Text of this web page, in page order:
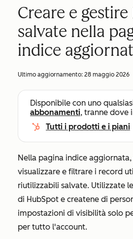
Creare e
salvate nella
indice
Ultimo aggiornamento: 28 maggio 2026
Disponibile con uno
abbonamenti, tranne dove
Tutti i prodotti e i piani
Nella pagina indice
visualizzare e filtrare i record
riutilizzabili salvate. Utilizzate
di HubSpot e createne di
impostazioni di visibilità solo
per tutto l'account.